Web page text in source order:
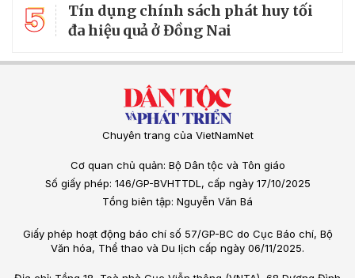
5
Tín dụng chính sách phát huy tối
đa hiệu quả ở Đồng Nai
Chuyên trang của VietNamNet
Cơ quan chủ quản: Bộ Dân tộc và Tôn giáo
Số giấy phép: 146/GP-BVHTTDL, cấp ngày 17/10/2025
Tổng biên tập: Nguyễn Văn Bá
Giấy phép hoạt động báo chí số 57/GP-BC do Cục Báo chí, Bộ
Văn hóa, Thể thao và Du lịch cấp ngày 06/11/2025.